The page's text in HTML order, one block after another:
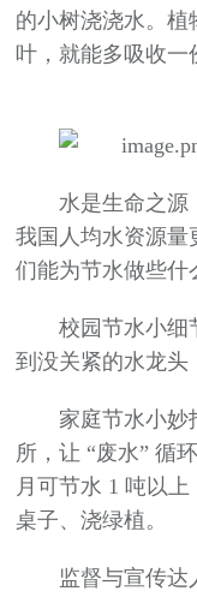
的小树浇浇水。植
叶，就能多吸收一
水是生命之源
我国人均水资源量
们能为节水做些
校园节水小细
到没关紧的水龙头
家庭节水小妙
所，让 “废水” 循
月可节水 1 吨以
桌子、浇绿植。
监督与宣传达